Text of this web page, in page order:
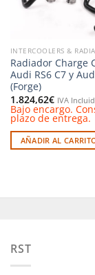
INTERCOOLERS &
Radiador Charge
Audi RS6 C7 y
(Forge)
1.824,62€ IVA
Bajo encargo.
plazo de entrega.
AÑADIR AL
RST